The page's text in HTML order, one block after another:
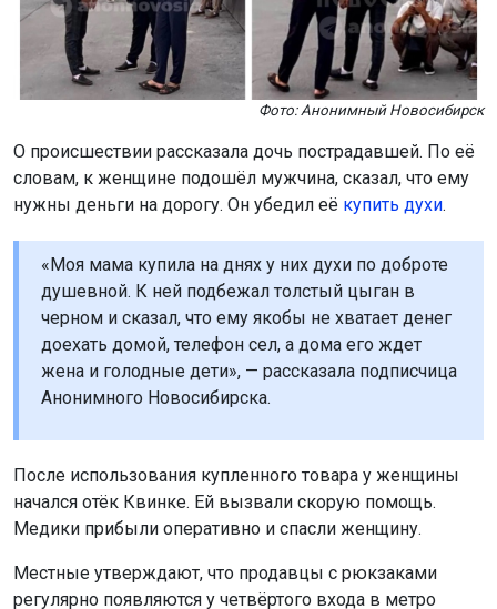
Фото: Анонимный Новосибирск
О происшествии рассказала дочь пострадавшей. По её
словам, к женщине подошёл мужчина, сказал, что ему
нужны деньги на дорогу. Он убедил её купить духи.
«Моя мама купила на днях у них духи по доброте
душевной. К ней подбежал толстый цыган в
черном и сказал, что ему якобы не хватает денег
доехать домой, телефон сел, а дома его ждет
жена и голодные дети», — рассказала подписчица
Анонимного Новосибирска.
После использования купленного товара у женщины
начался отёк Квинке. Ей вызвали скорую помощь.
Медики прибыли оперативно и спасли женщину.
Местные утверждают, что продавцы с рюкзаками
регулярно появляются у четвёртого входа в метро